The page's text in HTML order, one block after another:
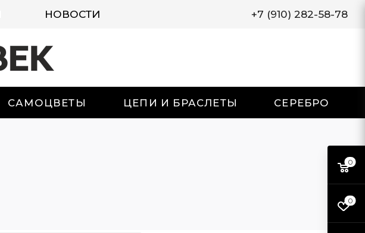
НОВОСТИ +7 (910) 282-58-78
САМОЦВЕТЫ ЦЕПИ И БРАСЛЕТЫ СЕРЕБРО
0
0